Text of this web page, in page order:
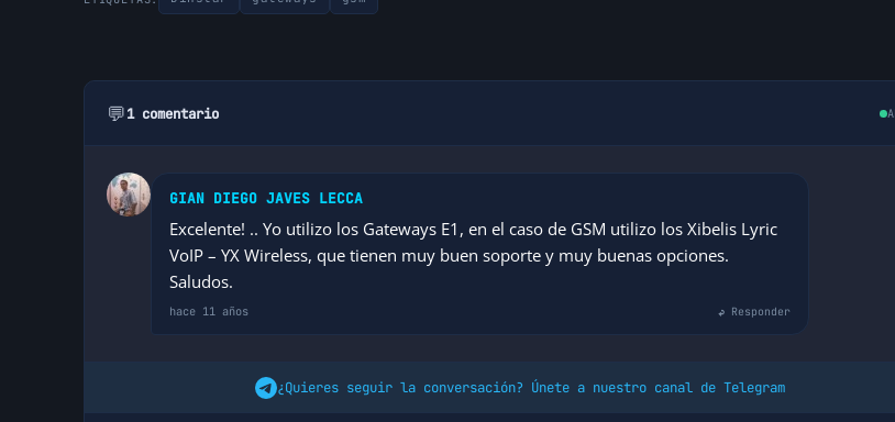
💬1 comentario
GIAN DIEGO JAVES LECCA
Excelente! .. Yo utilizo los Gateways E1, en el caso de GSM utilizo los Xibelis Lyric
VoIP – YX Wireless, que tienen muy buen soporte y muy buenas opciones.
Saludos.
hace 11 años ↩ Responder
¿Quieres seguir la conversación? Únete a nuestro canal de Telegram